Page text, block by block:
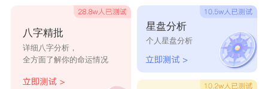
双鱼男和天秤女在一起需要注意的是，彼此改
变思想行为，多站在对方的角度考虑问题。天秤女
可以适当地放弃一些道理，让自己稍微倾斜一些，
而不是费尽心里在维持内心的平衡上。双鱼男也要
八字精批
详细八字分析，
全方面了解你的命运情况
星盘分析
个人星盘分析